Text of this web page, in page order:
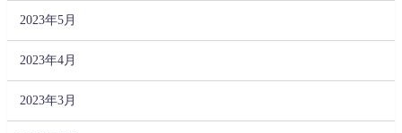
2023年5月
2023年4月
2023年3月